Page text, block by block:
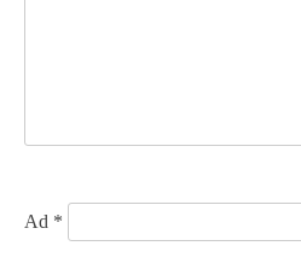
i
Ad *